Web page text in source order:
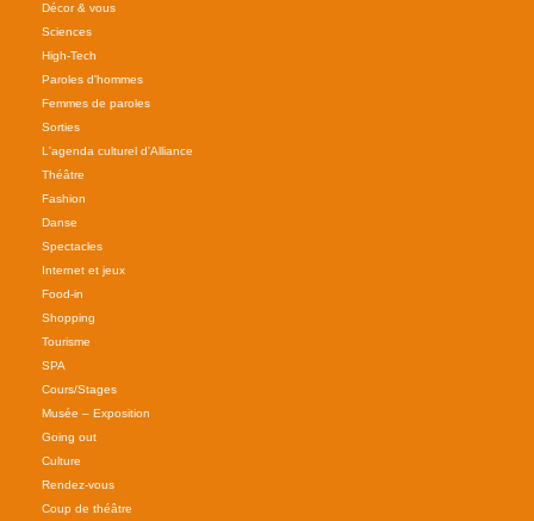
Décor & vous
Sciences
High-Tech
Paroles d'hommes
Femmes de paroles
Sorties
L'agenda culturel d'Alliance
Théâtre
Fashion
Danse
Spectacles
Internet et jeux
Food-in
Shopping
Tourisme
SPA
Cours/Stages
Musée – Exposition
Going out
Culture
Rendez-vous
Coup de théâtre